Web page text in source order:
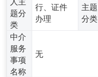
题分
类
行、证件
办理
主题
分类
中介
服务
事项
名称
无